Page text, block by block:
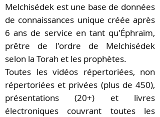
Melchisédek est une base de données
de connaissances unique créée après
6 ans de service en tant qu'Éphraïm,
prêtre de l'ordre de Melchisédek
selon la Torah et les prophètes.
Toutes les vidéos répertoriées, non
répertoriées et privées (plus de 450),
présentations (20+) et livres
électroniques couvrant toutes les